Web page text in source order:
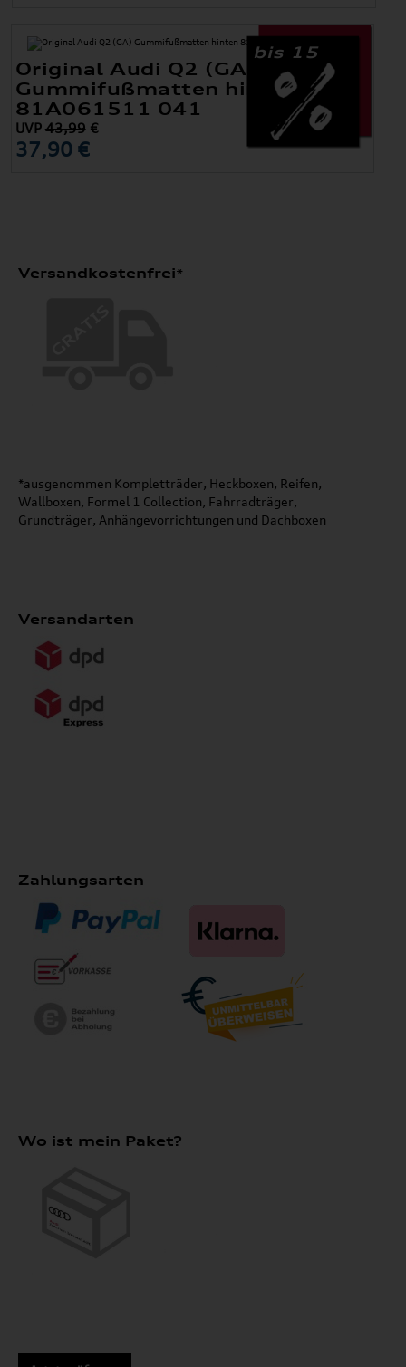
bis 15
Original Audi Q2 (GA)
Gummifußmatten hinten
81A061511 041
UVP 43,99€
37,90 €
Versandkostenfrei*
*ausgenommen Kompletträder, Heckboxen, Reifen,
Wallboxen, Formel 1 Collection, Fahrradträger,
Grundträger, Anhängevorrichtungen und Dachboxen
Versandarten
Zahlungsarten
Wo ist mein Paket?